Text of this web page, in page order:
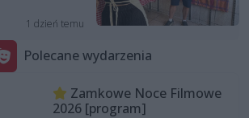
1 dzień temu
Polecane wydarzenia
Zamkowe Noce Filmowe
2026 [program]